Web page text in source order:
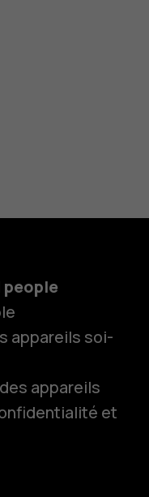
people
appareils soi-
appareils
et